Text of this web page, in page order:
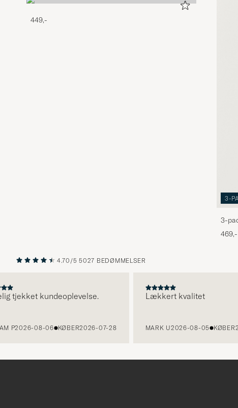
449,-
3-
3-
469,-
FORRIGE NÆSTE
4.70/5 5027 BEDØMMELSER
tjekket kundeoplevelse.
P2026-08-06 KØBER 2026-07-28
Lækkert kvalitet
MARK U2026-08-05 KØBER